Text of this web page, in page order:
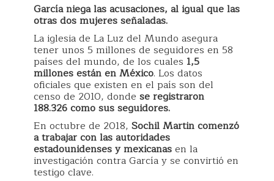
Garcíaniega las acusaciones, al igual que las
otras dos mujeres señaladas.
La iglesia de La Luz del Mundo asegura
tener unos 5 millones de seguidores en 58
países del mundo, de los cuales 1,5
millones están en México. Los datos
oficiales que existen en el país son del
censo de 2010, donde se registraron
188.326 como sus seguidores.
En octubre de 2018, Sochil Martin comenzó
a trabajar con las autoridades
estadounidenses y mexicanasen la
investigación contra García y se convirtió en
testigo clave.